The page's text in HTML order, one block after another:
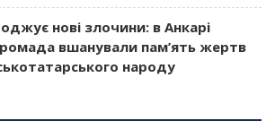
нові злочини: в Анкарі
вшанували пам’ять жертв
народу